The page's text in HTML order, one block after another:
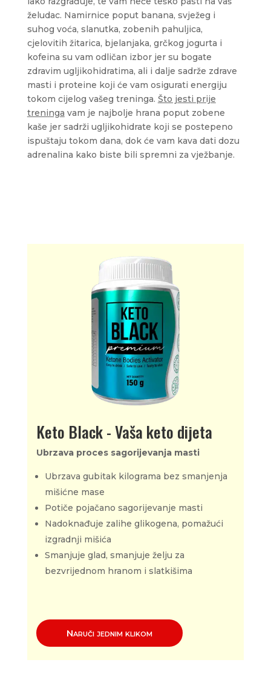
želudac. Namirnice poput banana, svježeg i
suhog voća, slanutka, zobenih pahuljica,
cjelovitih žitarica, bjelanjaka, grčkog jogurta i
kofeina su vam odličan izbor jer su bogate
zdravim ugljikohidratima, ali i dalje sadrže zdrave
masti i proteine koji će vam osigurati energiju
tokom cijelog vašeg treninga. Što jesti prije
treninga vam je najbolje hrana poput zobene
kaše jer sadrži ugljikohidrate koji se postepeno
ispuštaju tokom dana, dok će vam kava dati dozu
adrenalina kako biste bili spremni za vježbanje.
Keto Black - Vaša keto dijeta
Ubrzava proces sagorijevanja masti
Ubrzava gubitak kilograma bez smanjenja
mišićne mase
Potiče pojačano sagorijevanje masti
Nadoknađuje zalihe glikogena, pomažući
izgradnji mišića
Smanjuje glad, smanjuje želju za
bezvrijednom hranom i slatkišima
Naruči jednim klikom